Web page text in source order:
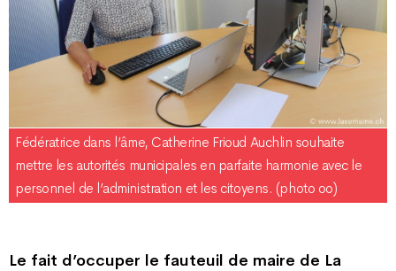
Fédératrice dans l’âme, Catherine Frioud Auchlin souhaite
mettre les autorités municipales en parfaite harmonie avec le
personnel de l’administration et les citoyens. (photo oo)
Le fait d’occuper le fauteuil de maire de La